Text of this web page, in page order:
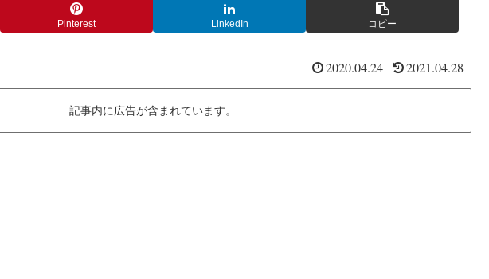
Pinterest LinkedIn コピー
2020.04.24 2021.04.28
記事内に広告が含まれています。